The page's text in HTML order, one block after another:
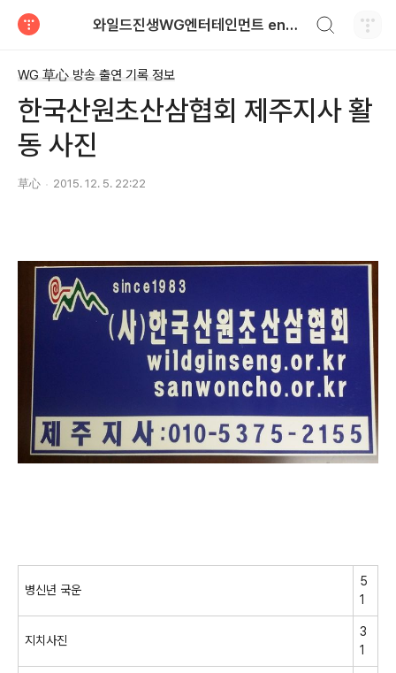
와일드진생WG엔터테인먼트 entertainment
WG 草心 방송 출연 기록 정보
한국산원초산삼협회 제주지사 활
동 사진
草心 2015. 12. 5. 22:22
병신년 국운
5
1
지치사진
3
1